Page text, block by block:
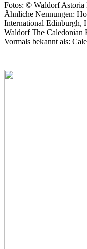
Fotos: © Waldorf Astoria
Ähnliche Nennungen:
International Edinburgh,
Waldorf The Caledonian
Vormals bekannt als: